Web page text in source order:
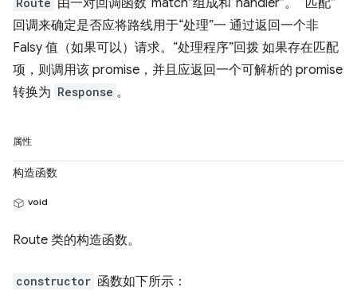
由一对回调函数“match”组成和“handler”。 “匹配”
回调来确定是否应将路线用于“处理”一 通过返回一个非
Falsy 值（如果可以）请求。“处理程序”回拨 如果存在匹配
项，则调用该 promise，并且应返回一个可解析的 promise
转换为 Response 。
属性
构造函数
void
Route 类的构造函数。
constructor 函数如下所示：